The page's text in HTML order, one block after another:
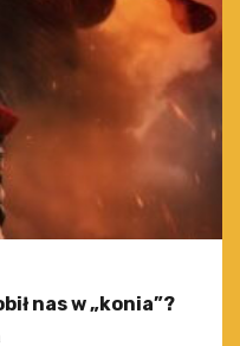
nas w „konia”?